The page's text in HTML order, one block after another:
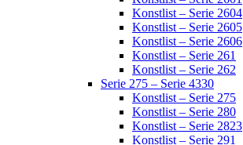
Konstlist – Serie 2604
Konstlist – Serie 2605
Konstlist – Serie 2606
Konstlist – Serie 261
Konstlist – Serie 262
Serie 275 – Serie 4330
Konstlist – Serie 275
Konstlist – Serie 280
Konstlist – Serie 2823
Konstlist – Serie 291